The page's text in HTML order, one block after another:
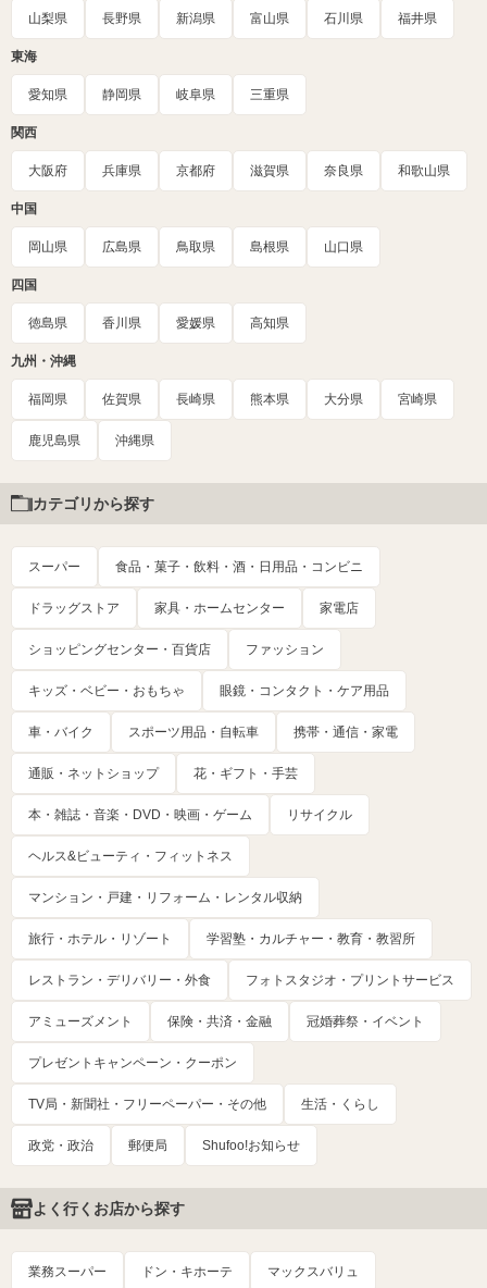
山梨県 長野県 新潟県 富山県 石川県 福井県
東海
愛知県 静岡県 岐阜県 三重県
関西
大阪府 兵庫県 京都府 滋賀県 奈良県 和歌山県
中国
岡山県 広島県 鳥取県 島根県 山口県
四国
徳島県 香川県 愛媛県 高知県
九州・沖縄
福岡県 佐賀県 長崎県 熊本県 大分県 宮崎県
鹿児島県 沖縄県
カテゴリから探す
スーパー 食品・菓子・飲料・酒・日用品・コンビニ
ドラッグストア 家具・ホームセンター 家電店
ショッピングセンター・百貨店 ファッション
キッズ・ベビー・おもちゃ 眼鏡・コンタクト・ケア用品
車・バイク スポーツ用品・自転車 携帯・通信・家電
通販・ネットショップ 花・ギフト・手芸
本・雑誌・音楽・DVD・映画・ゲーム リサイクル
ヘルス&ビューティ・フィットネス
マンション・戸建・リフォーム・レンタル収納
旅行・ホテル・リゾート 学習塾・カルチャー・教育・教習所
レストラン・デリバリー・外食 フォトスタジオ・プリントサービス
アミューズメント 保険・共済・金融 冠婚葬祭・イベント
プレゼントキャンペーン・クーポン
TV局・新聞社・フリーペーパー・その他 生活・くらし
政党・政治 郵便局 Shufoo!お知らせ
よく行くお店から探す
業務スーパー ドン・キホーテ マックスバリュ